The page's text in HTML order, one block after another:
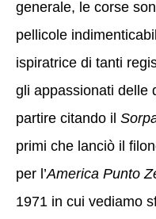
generale, le corse
pellicole
ispiratrice di tanti
gli appassionati delle
partire citando il
primi che lanciò il
per l’America Punto
1971 in cui vediamo